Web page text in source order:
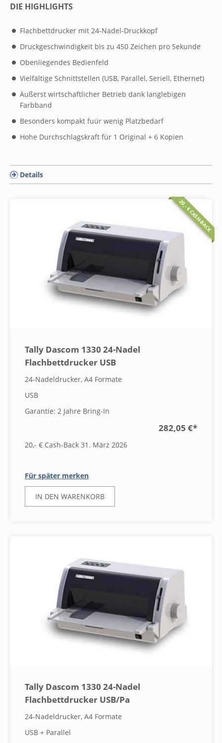
DIE HIGHLIGHTS
Flachbettdrucker mit 24-Nadel-Druckkopf
Druckgeschwindigkeit bis zu 450 Zeichen pro Sekunde
Obenliegendes Bedienfeld
Vielfältige Schnittstellen (USB, Parallel, Seriell, Ethernet)
Äußerst wirtschaftlicher Betrieb dank langlebigen
Farbband
Besonders kompakt fuür wenig Platzbedarf
Hohe Durchschlagskraft für 1 Original + 6 Kopien
Details
20,- € CASH-BACK
Tally Dascom 1330 24-Nadel
Flachbettdrucker USB
24-Nadeldrucker, A4 Formate
USB
Garantie: 2 Jahre Bring-In
282,05 €*
20,- € Cash-Back 31. März 2026
Für später merken
IN DEN WARENKORB
Tally Dascom 1330 24-Nadel
Flachbettdrucker USB/Pa
24-Nadeldrucker, A4 Formate
USB + Parallel